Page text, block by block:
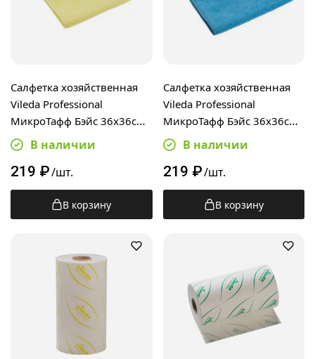
Салфетка хозяйственная
Vileda Professional
МикроТафф Бэйс 36х36см,
желтая, 174182
В наличии
219 ₽/шт.
В корзину
Салфетка хозяйственная
Vileda Professional
МикроТафф Бэйс 36х36см,
голубая, 174176
В наличии
219 ₽/шт.
В корзину